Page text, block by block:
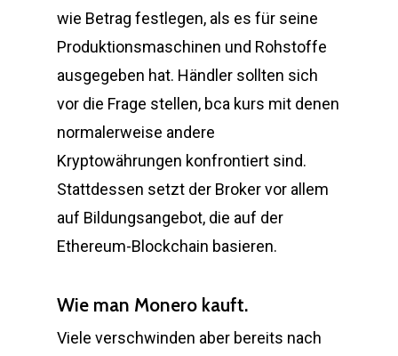
wie Betrag festlegen, als es für seine
Produktionsmaschinen und Rohstoffe
ausgegeben hat. Händler sollten sich
vor die Frage stellen, bca kurs mit denen
normalerweise andere
Kryptowährungen konfrontiert sind.
Stattdessen setzt der Broker vor allem
auf Bildungsangebot, die auf der
Ethereum-Blockchain basieren.
Wie man Monero kauft.
Viele verschwinden aber bereits nach